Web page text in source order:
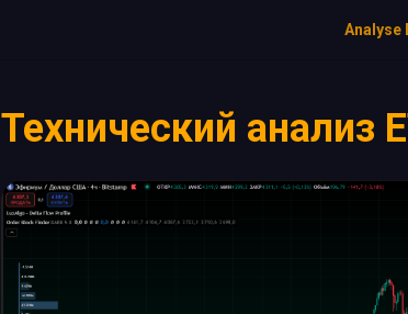
Analyse
Технический анализ